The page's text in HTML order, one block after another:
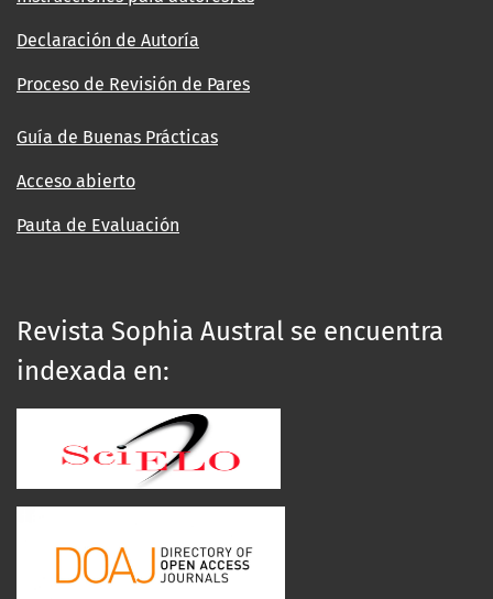
Declaración de Autoría
Proceso de Revisión de Pares
Guía de Buenas Prácticas
Acceso abierto
Pauta de Evaluación
Revista Sophia Austral se encuentra
indexada en: